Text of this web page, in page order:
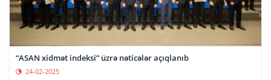
“ASAN xidmət indeksi” üzrə nəticələr açıqlanıb
24-02-2025